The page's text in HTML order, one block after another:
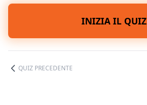
INIZIA IL QUIZ
QUIZ PRECEDENTE